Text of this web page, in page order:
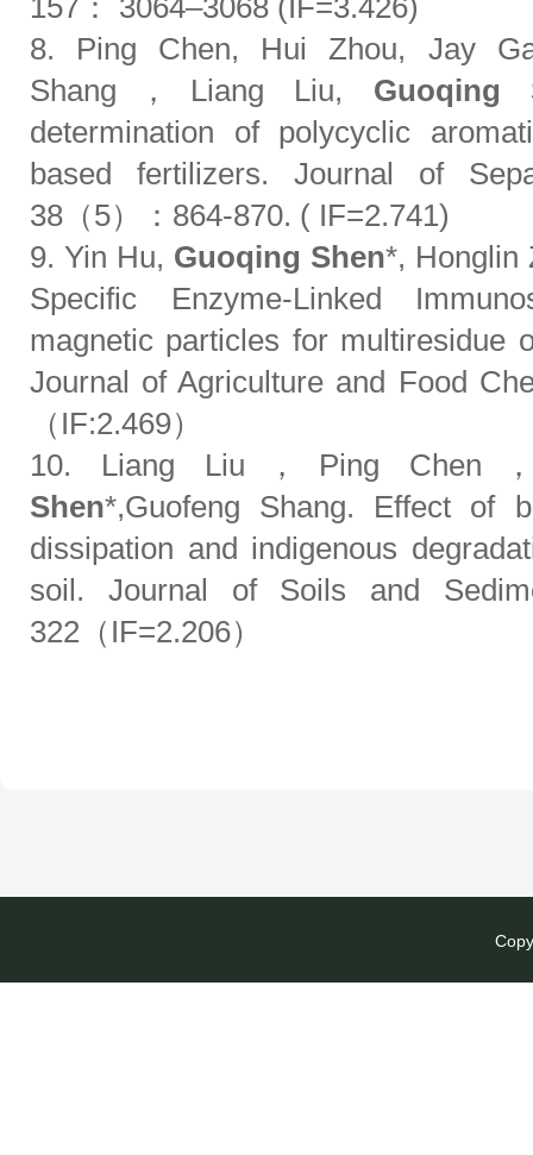
157： 3064–3068 (IF=3.426)
8. Ping Chen, Hui Zhou, Jay
Shang，Liang Liu, Guoqing
determination of polycyclic
based fertilizers. Journal of
38（5）：864-870. ( IF=2.741)
9. Yin Hu, Guoqing Shen*, Honglin
Specific Enzyme-Linked
magnetic particles for multiresidue
Journal of Agriculture and Food
（IF:2.469）
10. Liang Liu，Ping Chen
Shen*,Guofeng Shang. Effect of
dissipation and indigenous
soil. Journal of Soils and
322（IF=2.206）